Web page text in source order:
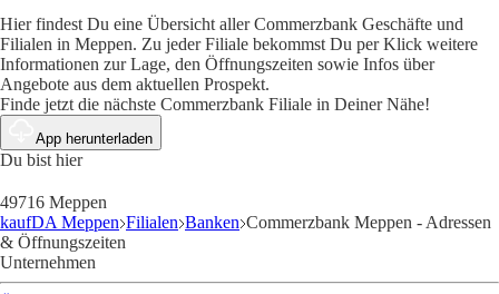
Hier findest Du eine Übersicht aller Commerzbank Geschäfte und
Filialen in Meppen. Zu jeder Filiale bekommst Du per Klick weitere
Informationen zur Lage, den Öffnungszeiten sowie Infos über
Angebote aus dem aktuellen Prospekt.
Finde jetzt die nächste Commerzbank Filiale in Deiner Nähe!
App herunterladen
Du bist hier
49716 Meppen
kaufDA Meppen Filialen Banken Commerzbank Meppen - Adressen
& Öffnungszeiten
Unternehmen